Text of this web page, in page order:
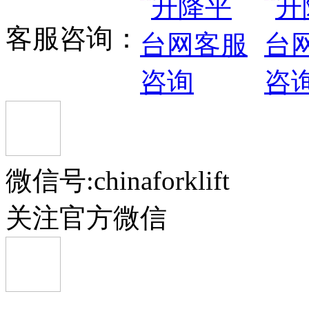
客服咨询：
微信号:chinaforklift
关注官方微信